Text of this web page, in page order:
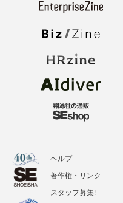
ヘルプ
著作権・リンク
スタッフ募集!